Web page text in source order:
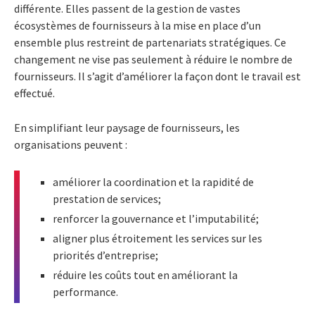
différente. Elles passent de la gestion de vastes
écosystèmes de fournisseurs à la mise en place d’un
ensemble plus restreint de partenariats stratégiques. Ce
changement ne vise pas seulement à réduire le nombre de
fournisseurs. Il s’agit d’améliorer la façon dont le travail est
effectué.
En simplifiant leur paysage de fournisseurs, les
organisations peuvent :
améliorer la coordination et la rapidité de
prestation de services;
renforcer la gouvernance et l’imputabilité;
aligner plus étroitement les services sur les
priorités d’entreprise;
réduire les coûts tout en améliorant la
performance.